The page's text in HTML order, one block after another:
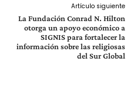
Artículo siguiente
La Fundación Conrad N. Hilton
otorga un apoyo económico a
SIGNIS para fortalecer la
información sobre las religiosas
del Sur Global